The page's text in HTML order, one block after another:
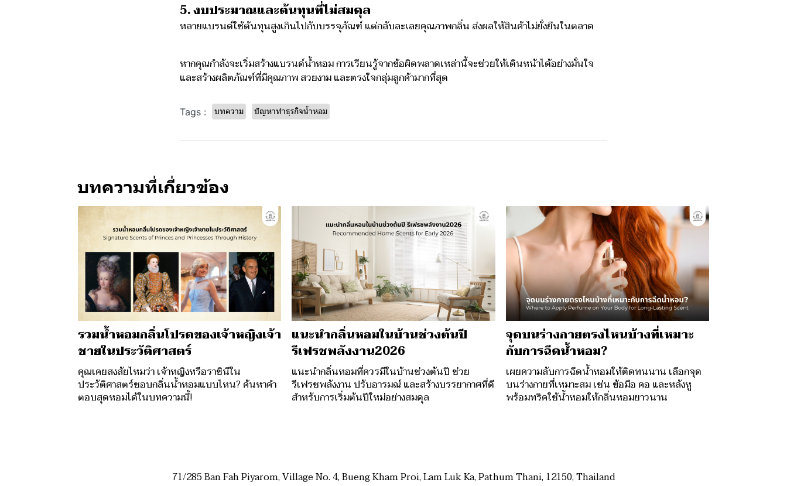
5. งบประมาณและต้นทุนที่ไม่สมดุล
หลายแบรนด์ใช้ต้นทุนสูงเกินไปกับบรรจุภัณฑ์ แต่กลับละเลยคุณภาพกลิ่น ส่งผลให้สินค้าไม่ยั่งยืนในตลาด
หากคุณกำลังจะเริ่มสร้างแบรนด์น้ำหอม การเรียนรู้จากข้อผิดพลาดเหล่านี้จะช่วยให้เดินหน้าได้อย่างมั่นใจ
และสร้างผลิตภัณฑ์ที่มีคุณภาพ สวยงาม และตรงใจกลุ่มลูกค้ามากที่สุด
Tags : บทความ ปัญหาทำธุรกิจน้ำหอม
บทความที่เกี่ยวข้อง
รวมน้ำหอมกลิ่นโปรดของเจ้าหญิงเจ้า
ชายในประวัติศาสตร์
คุณเคยสงสัยไหมว่า เจ้าหญิงหรือราชินีใน
ประวัติศาสตร์ชอบกลิ่นน้ำหอมแบบไหน? ค้นหาคำ
ตอบสุดหอมได้ในบทความนี้!
แนะนำกลิ่นหอมในบ้านช่วงต้นปี
รีเฟรชพลังงาน2026
แนะนำกลิ่นหอมที่ควรมีในบ้านช่วงต้นปี ช่วย
รีเฟรชพลังงาน ปรับอารมณ์ และสร้างบรรยากาศที่ดี
สำหรับการเริ่มต้นปีใหม่อย่างสมดุล
จุดบนร่างกายตรงไหนบ้างที่เหมาะ
กับการฉีดน้ำหอม?
เผยความลับการฉีดน้ำหอมให้ติดทนนาน เลือกจุด
บนร่างกายที่เหมาะสม เช่น ข้อมือ คอ และหลังหู
พร้อมทริคใช้น้ำหอมให้กลิ่นหอมยาวนาน
71/285 Ban Fah Piyarom, Village No. 4, Bueng Kham Proi, Lam Luk Ka, Pathum Thani, 12150, Thailand